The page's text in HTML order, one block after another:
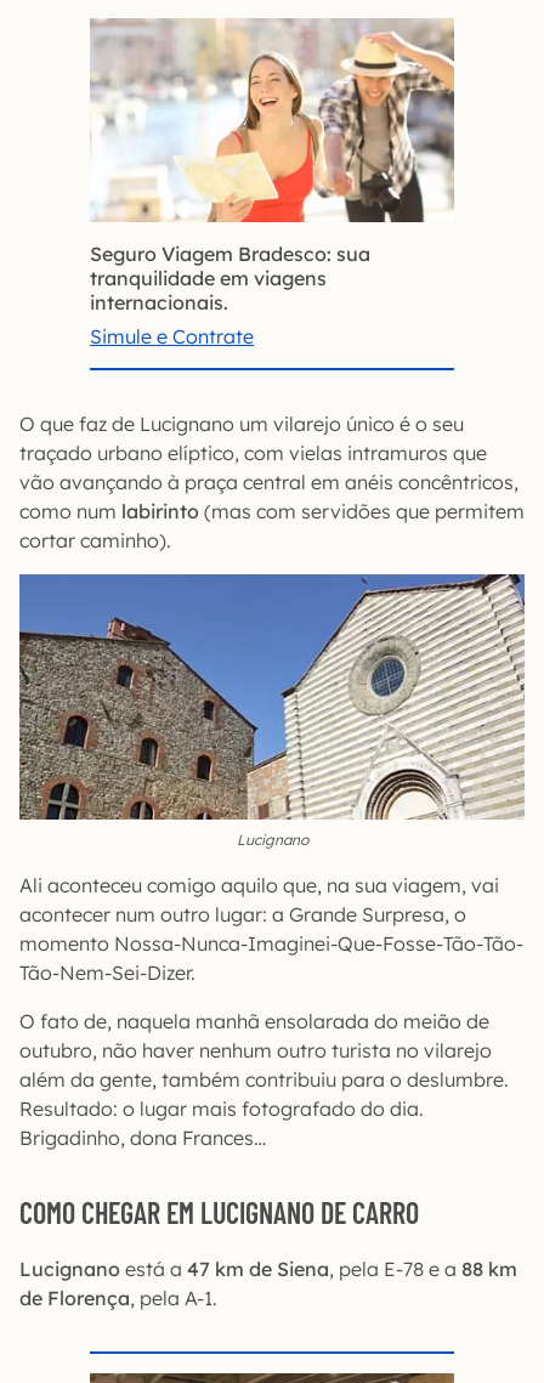
Seguro Viagem Bradesco: sua
tranquilidade em viagens
internacionais.
Simule e Contrate
O que faz de Lucignano um vilarejo único é o seu
traçado urbano elíptico, com vielas intramuros que
vão avançando à praça central em anéis concêntricos,
como num labirinto (mas com servidões que permitem
cortar caminho).
Lucignano
Ali aconteceu comigo aquilo que, na sua viagem, vai
acontecer num outro lugar: a Grande Surpresa, o
momento Nossa-Nunca-Imaginei-Que-Fosse-Tão-Tão-
Tão-Nem-Sei-Dizer.
O fato de, naquela manhã ensolarada do meião de
outubro, não haver nenhum outro turista no vilarejo
além da gente, também contribuiu para o deslumbre.
Resultado: o lugar mais fotografado do dia.
Brigadinho, dona Frances…
COMO CHEGAR EM LUCIGNANO DE CARRO
Lucignano está a 47 km de Siena, pela E-78 e a 88 km
de Florença, pela A-1.